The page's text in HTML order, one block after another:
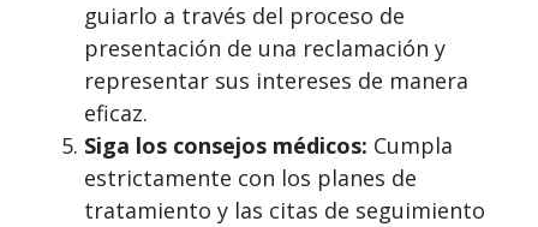
guiarlo a través del proceso de
presentación de una reclamación y
representar sus intereses de manera
eficaz.
Siga los consejos médicos: Cumpla
estrictamente con los planes de
tratamiento y las citas de seguimiento